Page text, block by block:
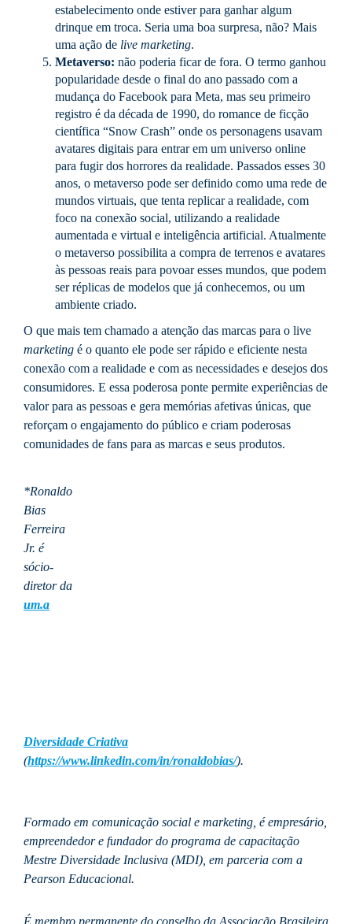
estabelecimento onde estiver para ganhar algum
drinque em troca. Seria uma boa surpresa, não? Mais
uma ação de live marketing.
Metaverso: não poderia ficar de fora. O termo ganhou
popularidade desde o final do ano passado com a
mudança do Facebook para Meta, mas seu primeiro
registro é da década de 1990, do romance de ficção
científica “Snow Crash” onde os personagens usavam
avatares digitais para entrar em um universo online
para fugir dos horrores da realidade. Passados esses 30
anos, o metaverso pode ser definido como uma rede de
mundos virtuais, que tenta replicar a realidade, com
foco na conexão social, utilizando a realidade
aumentada e virtual e inteligência artificial. Atualmente
o metaverso possibilita a compra de terrenos e avatares
às pessoas reais para povoar esses mundos, que podem
ser réplicas de modelos que já conhecemos, ou um
ambiente criado.
O que mais tem chamado a atenção das marcas para o live
marketing é o quanto ele pode ser rápido e eficiente nesta
conexão com a realidade e com as necessidades e desejos dos
consumidores. E essa poderosa ponte permite experiências de
valor para as pessoas e gera memórias afetivas únicas, que
reforçam o engajamento do público e criam poderosas
comunidades de fans para as marcas e seus produtos.
*Ronaldo
Bias
Ferreira
Jr. é
sócio-
diretor da
um.a
Diversidade Criativa
(https://www.linkedin.com/in/ronaldobias/).
Formado em comunicação social e marketing, é empresário,
empreendedor e fundador do programa de capacitação
Mestre Diversidade Inclusiva (MDI), em parceria com a
Pearson Educacional.
É membro permanente do conselho da Associação Brasileira